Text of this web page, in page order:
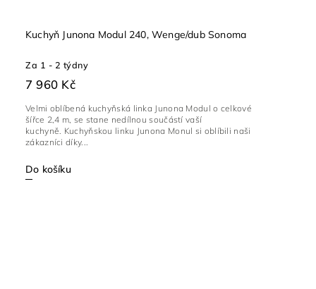
Kuchyň Junona Modul 240, Wenge/dub Sonoma
Za 1 - 2 týdny
7 960 Kč
Do košíku
Velmi oblíbená kuchyňská linka Junona Modul o celkové
šířce 2,4 m, se stane nedílnou součástí vaší
kuchyně. Kuchyňskou linku Junona Monul si oblíbili naši
zákazníci díky...